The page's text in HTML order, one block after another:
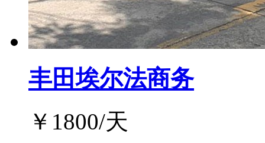
丰田埃尔法商务
￥ 1800/天